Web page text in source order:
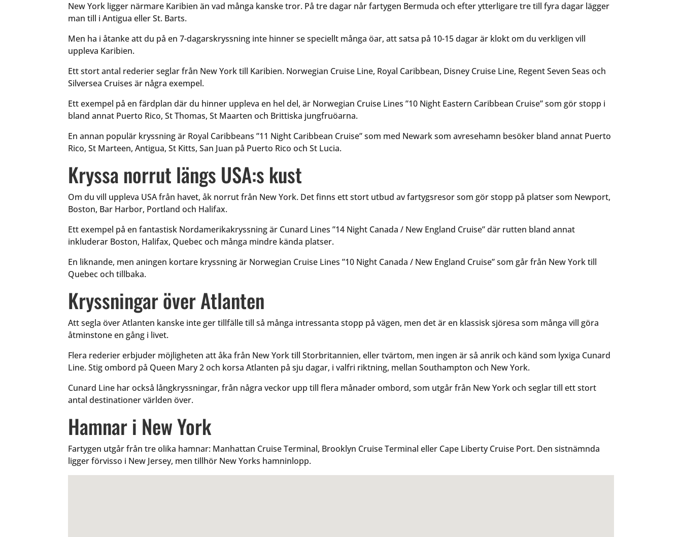
New York ligger närmare Karibien än vad många kanske tror. På tre dagar når fartygen Bermuda och efter ytterligare tre till fyra dagar lägger
man till i Antigua eller St. Barts.
Men ha i åtanke att du på en 7-dagarskryssning inte hinner se speciellt många öar, att satsa på 10-15 dagar är klokt om du verkligen vill
uppleva Karibien.
Ett stort antal rederier seglar från New York till Karibien. Norwegian Cruise Line, Royal Caribbean, Disney Cruise Line, Regent Seven Seas och
Silversea Cruises är några exempel.
Ett exempel på en färdplan där du hinner uppleva en hel del, är Norwegian Cruise Lines ”10 Night Eastern Caribbean Cruise” som gör stopp i
bland annat Puerto Rico, St Thomas, St Maarten och Brittiska jungfruöarna.
En annan populär kryssning är Royal Caribbeans ”11 Night Caribbean Cruise” som med Newark som avresehamn besöker bland annat Puerto
Rico, St Marteen, Antigua, St Kitts,San Juan på Puerto Rico och St Lucia.
Kryssa norrut längs USA:s kust
Om du vill uppleva USA från havet, åk norrut från New York. Det finns ett stort utbud av fartygsresor som gör stopp på platser som Newport,
Boston, Bar Harbor, Portland och Halifax.
Ett exempel på en fantastisk Nordamerikakryssning är Cunard Lines ”14 Night Canada / New England Cruise” där rutten bland annat
inkluderar Boston, Halifax, Quebec och många mindre kända platser.
En liknande, men aningen kortare kryssning är Norwegian Cruise Lines ”10 Night Canada / New England Cruise” som går från New York till
Quebec och tillbaka.
Kryssningar över Atlanten
Att segla över Atlanten kanske inte ger tillfälle till så många intressanta stopp på vägen, men det är en klassisk sjöresa som många vill göra
åtminstone en gång i livet.
Flera rederier erbjuder möjligheten att åka från New York till Storbritannien, eller tvärtom, men ingen är så anrik och känd som lyxiga Cunard
Line. Stig ombord på Queen Mary 2 och korsa Atlanten på sju dagar, i valfri riktning, mellan Southampton och New York.
Cunard Line har också långkryssningar, från några veckor upp till flera månader ombord, som utgår från New York och seglar till ett stort
antal destinationer världen över.
Hamnar i New York
Fartygen utgår från tre olika hamnar: Manhattan Cruise Terminal, Brooklyn Cruise Terminal eller Cape Liberty Cruise Port. Den sistnämnda
ligger förvisso i New Jersey, men tillhör New Yorks hamninlopp.